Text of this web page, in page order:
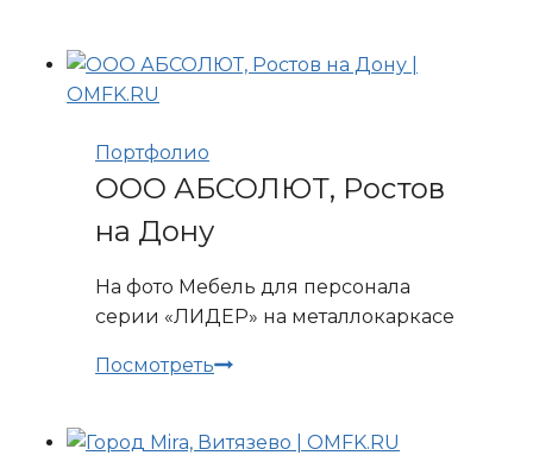
Портфолио
ООО АБСОЛЮТ, Ростов
на Дону
На фото Мебель для персонала
серии «ЛИДЕР» на металлокаркасе
ПосмотретьООО
на